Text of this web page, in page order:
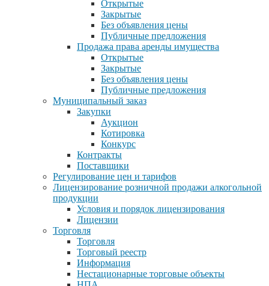
Открытые
Закрытые
Без объявления цены
Публичные предложения
Продажа права аренды имущества
Открытые
Закрытые
Без объявления цены
Публичные предложения
Муниципальный заказ
Закупки
Аукцион
Котировка
Конкурс
Контракты
Поставщики
Регулирование цен и тарифов
Лицензирование розничной продажи алкогольной
продукции
Условия и порядок лицензирования
Лицензии
Торговля
Торговля
Торговый реестр
Информация
Нестационарные торговые объекты